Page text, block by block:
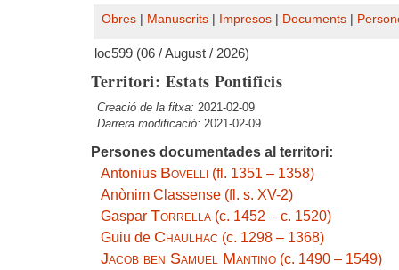
Obres Manuscrits Impresos Documents
loc599 (06 / August / 2026)
Territori: Estats Pontificis
Creació de la fitxa: 2021-02-09
Darrera modificació: 2021-02-09
Persones documentades al territori:
Antonius Bovelli (fl. 1351 – 1358)
Anònim Classense (fl. s. XV-2)
Gaspar Torrella (c. 1452 – c. 1520)
Guiu de Chaulhac (c. 1298 – 1368)
Jacob ben Samuel Mantino (c. 1490 – 1549)